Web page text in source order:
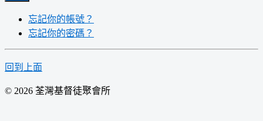
忘記你的帳號？
忘記你的密碼？
回到上面
© 2026 荃灣基督徒聚會所